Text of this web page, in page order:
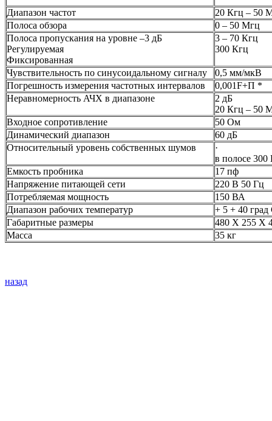
Диапазон частот
20 Кгц – 50
Полоса обзора
0 – 50 Мгц
Полоса пропускания на уровне –3 дБ
Регулируемая
Фиксированная
3 – 70 Кгц
300 Кгц
Чувствительность по синусоидальному сигналу
0,5 мм/мкВ
Погрешность измерения частотных интервалов
0,001F+П *
Неравномерность АЧХ в диапазоне
2 дБ
20 Кгц – 50
Входное сопротивление
50 Ом
Динамический диапазон
60 дБ
Относительный уровень собственных шумов
·
в полосе 300
Емкость пробника
17 пф
Напряжение питающей сети
220 В 50 Гц
Потребляемая мощность
150 ВА
Диапазон рабочих температур
+ 5 + 40 град
Габаритные размеры
480 Х 255 Х
Масса
35 кг
назад